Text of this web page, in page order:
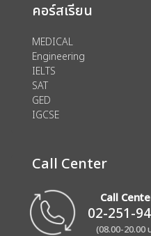
คอร์สเรียน
MEDICAL
Engineering
IELTS
SAT
GED
IGCSE
Call Center
Call
02-251-
(08.00-20.00